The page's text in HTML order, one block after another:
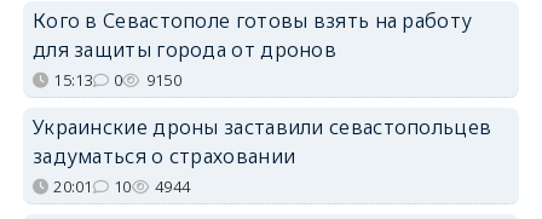
Кого в Севастополе готовы взять на работу
для защиты города от дронов
15:13 0 9150
Украинские дроны заставили севастопольцев
задуматься о страховании
20:01 10 4944